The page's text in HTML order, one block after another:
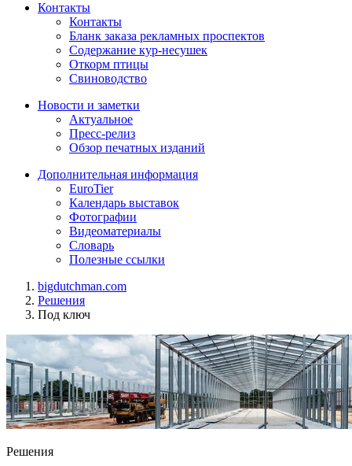
Контакты
Контакты
Бланк заказа рекламных проспектов
Содержание кур-несушек
Откорм птицы
Свиноводство
Новости и заметки
Актуальное
Пресс-релиз
Обзор печатных изданий
Дополнительная информация
EuroTier
Календарь выставок
Фотографии
Видеоматериалы
Словарь
Полезные ссылки
bigdutchman.com
Решения
Под ключ
Решения